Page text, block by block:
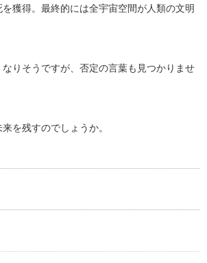
獲得。最終的には全宇宙空間が人類の文明
りそうですが、否定の言葉も見つかりませ
を残すのでしょうか。